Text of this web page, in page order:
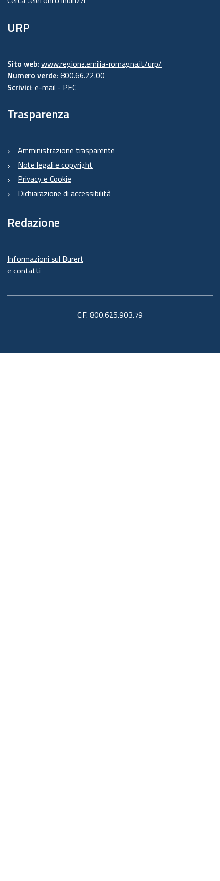
URP
Sito web: www.regione.emilia-romagna.it/urp/
Numero verde: 800.66.22.00
Scrivici: e-mail - PEC
Trasparenza
Amministrazione trasparente
Note legali e copyright
Privacy e Cookie
Dichiarazione di accessibilità
Redazione
Informazioni sul Burert
e contatti
C.F. 800.625.903.79